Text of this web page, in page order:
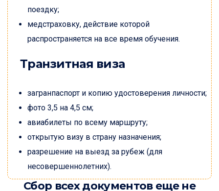
поездку;
медстраховку, действие которой
распространяется на все время обучения.
Транзитная виза
загранпаспорт и копию удостоверения личности;
фото 3,5 на 4,5 см;
авиабилеты по всему маршруту;
открытую визу в страну назначения;
разрешение на выезд за рубеж (для
несовершеннолетних).
Сбор всех документов еще не